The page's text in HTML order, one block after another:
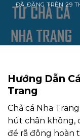
ĐÃ ĐĂNG TRÊN29
Hướng Dẫn
Trang
Chả cá Nha
hút chân không,
để rã đông hoàn